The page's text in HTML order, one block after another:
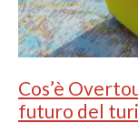
Cos’è
futuro del